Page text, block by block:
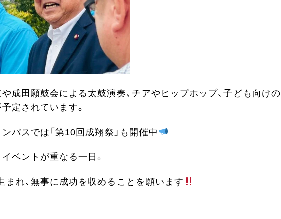
成田願鼓会による太鼓演奏、チアやヒップホップ、子ども向けの
定されています。
パスでは「第10回成翔祭」も開催中
ベントが重なる一日。
れ、無事に成功を収めることを願います